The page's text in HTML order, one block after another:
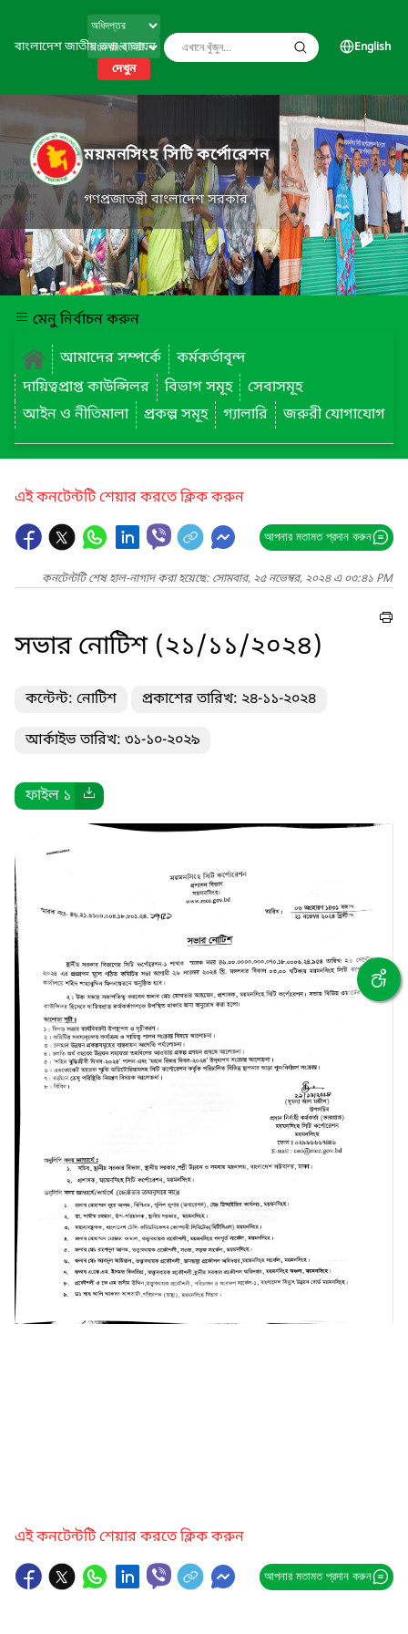
বাংলাদেশ জাতীয় তথ্য বাতায়ন
দেখুন
English
ময়মনসিংহ সিটি কর্পোরেশন
গণপ্রজাতন্ত্রী বাংলাদেশ সরকার
মেনু নির্বাচন করুন
আমাদের সম্পর্কে
কর্মকর্তাবৃন্দ
দায়িত্বপ্রাপ্ত কাউন্সিলর
বিভাগ সমূহ
সেবাসমূহ
আইন ও নীতিমালা
প্রকল্প সমূহ গ্যালারি জরুরী যোগাযোগ
এই কনটেন্টটি শেয়ার করতে ক্লিক করুন
আপনার মতামত প্রদান করুন
কনটেন্টটি শেষ হাল-নাগাদ করা হয়েছে: সোমবার, ২৫ নভেম্বর, ২০২৪ এ ০৩:৪১ PM
সভার নোটিশ (২১/১১/২০২৪)
কন্টেন্ট: নোটিশ প্রকাশের তারিখ: ২৪-১১-২০২৪
আর্কাইভ তারিখ: ৩১-১০-২০২৯
ফাইল ১
এই কনটেন্টটি শেয়ার করতে ক্লিক করুন
আপনার মতামত প্রদান করুন